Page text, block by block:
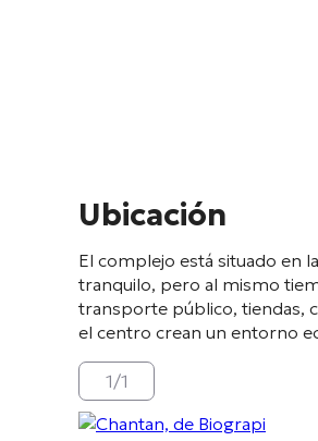
Ubicación
El complejo está situado en
tranquilo, pero al mismo
transporte público, tiendas,
el centro crean un entorno
1/1